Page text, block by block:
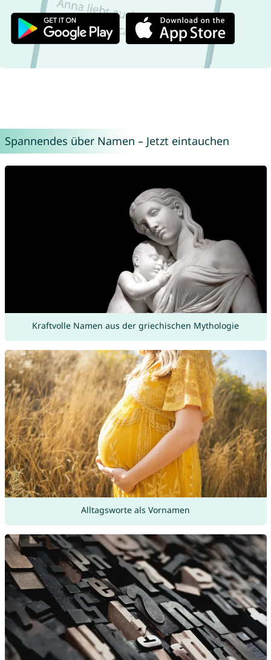
Spannendes über Namen – Jetzt eintauchen
Kraftvolle Namen aus der griechischen Mythologie
Alltagsworte als Vornamen